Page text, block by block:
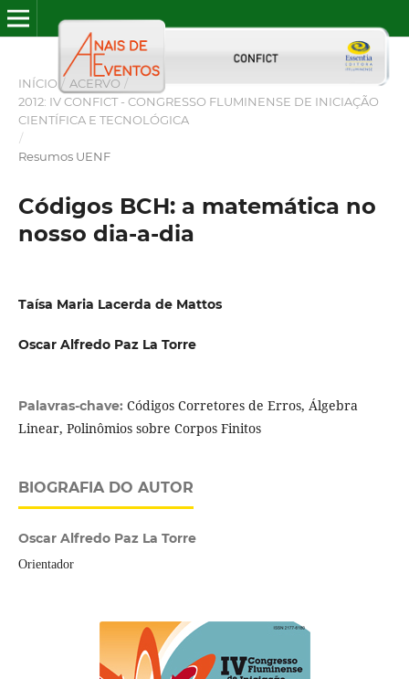
INÍCIO / ACERVO /
2012: IV CONFICT - CONGRESSO FLUMINENSE DE INICIAÇÃO
CIENTÍFICA E TECNOLÓGICA
/
Resumos UENF
Códigos BCH: a matemática no
nosso dia-a-dia
Taísa Maria Lacerda de Mattos
Oscar Alfredo Paz La Torre
Palavras-chave: Códigos Corretores de Erros, Álgebra
Linear, Polinômios sobre Corpos Finitos
BIOGRAFIA DO AUTOR
Oscar Alfredo Paz La Torre
Orientador